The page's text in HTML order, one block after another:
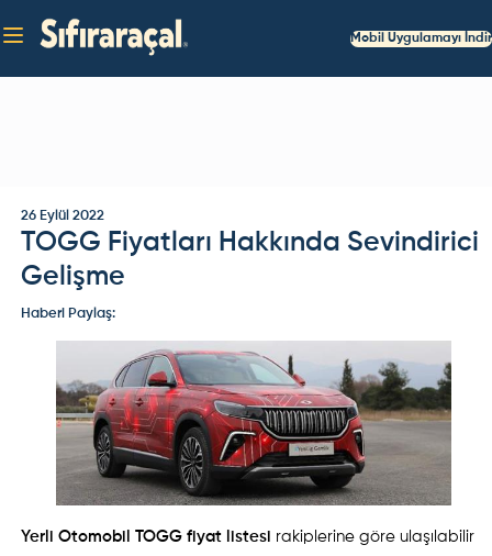
Mobil Uygulamayı İndir
26 Eylül 2022
TOGG Fiyatları Hakkında Sevindirici
Gelişme
Haberi Paylaş:
Yerli Otomobil TOGG fiyat listesi rakiplerine göre ulaşılabilir